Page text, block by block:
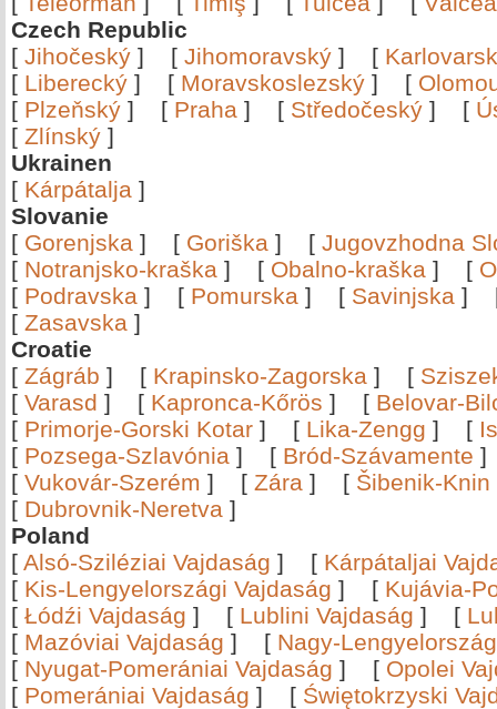
Czech Republic
[ Jihočeský ] [ Jihomoravský ] [
[ Liberecký ] [ Moravskoslezský ] [
[ Plzeňský ] [ Praha ] [ Středočeský ] [
[ Zlínský ]
Ukrainen
[ Kárpátalja ]
Slovanie
[ Gorenjska ] [ Goriška ] [ Jugovzhodna
[ Notranjsko-kraška ] [ Obalno-kraška ] [
[ Podravska ] [ Pomurska ] [ Savinjska ]
[ Zasavska ]
Croatie
[ Zágráb ] [ Krapinsko-Zagorska ] [
[ Varasd ] [ Kapronca-Kőrös ] [ Belovar-
[ Primorje-Gorski Kotar ] [ Lika-Zengg ] [
[ Pozsega-Szlavónia ] [ Bród-Szávamente
[ Vukovár-Szerém ] [ Zára ] [ Šibenik-Knin
[ Dubrovnik-Neretva ]
Poland
[ Alsó-Sziléziai Vajdaság ] [ Kárpátaljai
[ Kis-Lengyelországi Vajdaság ] [ Kujávia-
[ Łódźi Vajdaság ] [ Lublini Vajdaság ] [
[ Mazóviai Vajdaság ] [ Nagy-
[ Nyugat-Pomerániai Vajdaság ] [ Opolei
[ Pomerániai Vajdaság ] [ Świętokrzyski